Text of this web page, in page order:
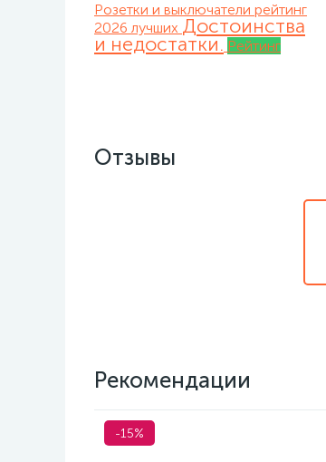
Розетки и выключатели рейтинг
2026 лучших Достоинства
и недостатки. Рейтинг
Отзывы
Рекомендации
-15%